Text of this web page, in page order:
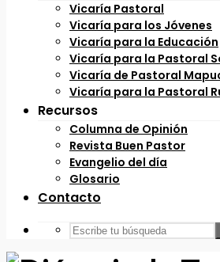
Vicaría Pastoral
Vicaría para los Jóvenes
Vicaría para la Educación
Vicaría para la Pastoral
Vicaría de Pastoral
Vicaría para la Pastoral
Recursos
Columna de Opinión
Revista Buen Pastor
Evangelio del día
Glosario
Contacto